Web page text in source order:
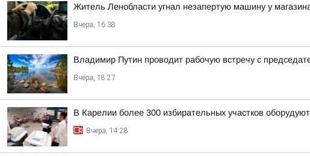
Житель Ленобласти угнал незапертую машину у
Вчера, 16:38
Владимир Путин проводит рабочую встречу с
Вчера, 18:27
В Карелии более 300 избирательных участков
Вчера, 14:28